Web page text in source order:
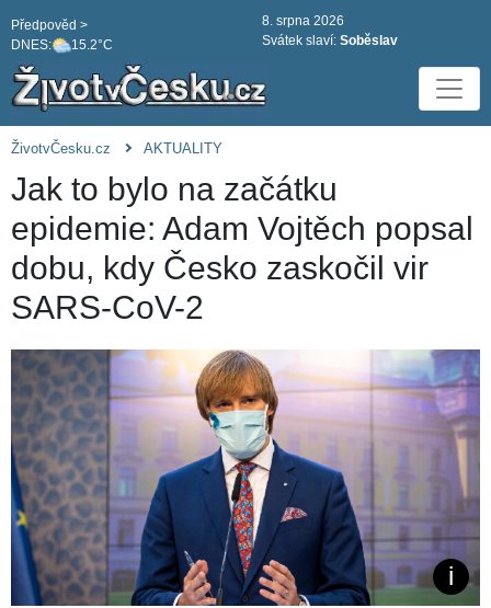
DNES: 15.2°C
Předpověd >
8. srpna 2026
Svátek slaví: Soběslav
ŽivotvČesku.cz AKTUALITY
Jak to bylo na začátku
epidemie: Adam Vojtěch popsal
dobu, kdy Česko zaskočil vir
SARS-CoV-2